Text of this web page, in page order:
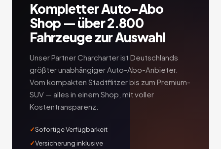
Kompletter Auto-Abo
Shop — über 2.800
Fahrzeuge zur Auswahl
Unser Partner Charcharter ist Deutschlands
größter unabhängiger Auto-Abo-Anbieter.
Vom kompakten Stadtflitzer bis zum Premium-
SUV — alles in einem Shop, mit voller
Kostentransparenz.
Sofortige Verfügbarkeit
Versicherung inklusive